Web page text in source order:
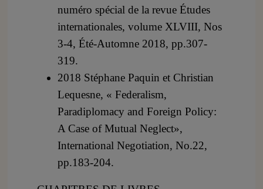
numéro spécial de la revue Études
internationales, volume XLVIII, Nos
3-4, Été-Automne 2018, pp.307-
319.
2018 Stéphane Paquin et Christian
Lequesne, « Federalism,
Paradiplomacy and Foreign Policy:
A Case of Mutual Neglect»,
International Negotiation, No.22,
pp.183-204.